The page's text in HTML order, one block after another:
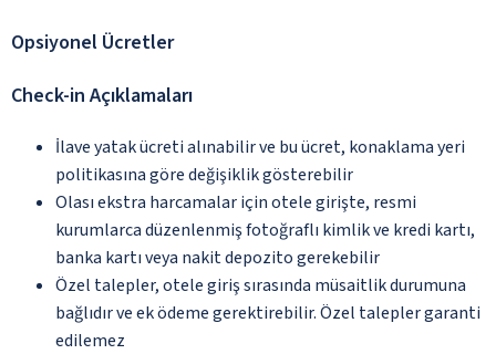
Opsiyonel Ücretler
Check-in Açıklamaları
İlave yatak ücreti alınabilir ve bu ücret, konaklama yeri
politikasına göre değişiklik gösterebilir
Olası ekstra harcamalar için otele girişte, resmi
kurumlarca düzenlenmiş fotoğraflı kimlik ve kredi kartı,
banka kartı veya nakit depozito gerekebilir
Özel talepler, otele giriş sırasında müsaitlik durumuna
bağlıdır ve ek ödeme gerektirebilir. Özel talepler garanti
edilemez